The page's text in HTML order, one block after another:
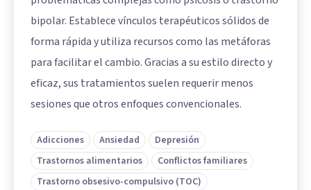
bipolar. Establece vínculos terapéuticos sólidos de
forma rápida y utiliza recursos como las metáforas
para facilitar el cambio. Gracias a su estilo directo y
eficaz, sus tratamientos suelen requerir menos
sesiones que otros enfoques convencionales.
Adicciones Ansiedad
Depresión
Trastornos alimentarios
Conflictos familiares
Trastorno obsesivo-compulsivo (TOC)